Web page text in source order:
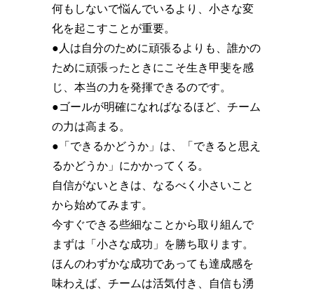
何もしないで悩んでいるより、小さな変
化を起こすことが重要。
●人は自分のために頑張るよりも、誰かの
ために頑張ったときにこそ生き甲斐を感
じ、本当の力を発揮できるのです。
●ゴールが明確になればなるほど、チーム
の力は高まる。
●「できるかどうか」は、「できると思え
るかどうか」にかかってくる。
自信がないときは、なるべく小さいこと
から始めてみます。
今すぐできる些細なことから取り組んで
まずは「小さな成功」を勝ち取ります。
ほんのわずかな成功であっても達成感を
味わえば、チームは活気付き、自信も湧